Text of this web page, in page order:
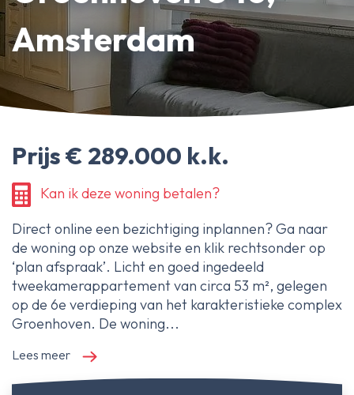
Amsterdam
Prijs € 289.000 k.k.
Kan ik deze woning betalen?
Direct online een bezichtiging inplannen? Ga naar
de woning op onze website en klik rechtsonder op
‘plan afspraak’. Licht en goed ingedeeld
tweekamerappartement van circa 53 m², gelegen
op de 6e verdieping van het karakteristieke complex
Groenhoven. De woning...
Lees meer
Erfpachtdeskundige
Gerechtelijke deskundige
Over Ameo makelaars
Onze reviews
Contact